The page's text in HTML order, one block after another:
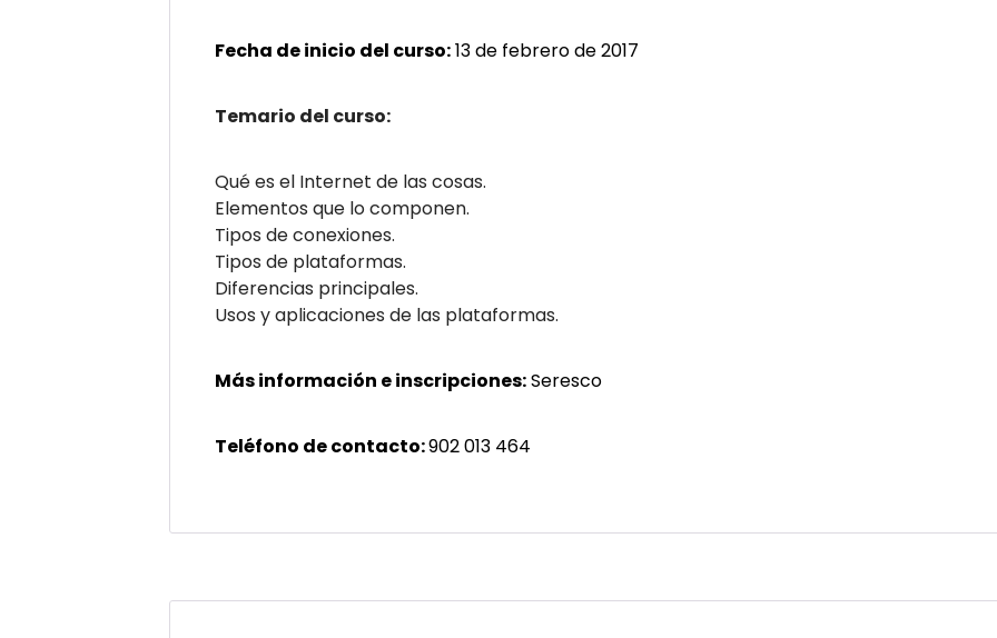
Fecha de inicio del curso:13 de febrero de 2017
Temario del curso:
Qué es el Internet de las cosas.
Elementos que lo componen.
Tipos de conexiones.
Tipos de plataformas.
Diferencias principales.
Usos y aplicaciones de las plataformas.
Más información e inscripciones:Seresco
Teléfono de contacto:902 013 464